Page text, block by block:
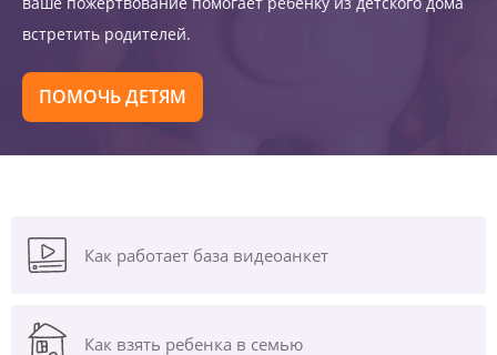
встретить родителей.
ПОМОЧЬ ДЕТЯМ
Как работает база видеоанкет
Как взять ребенка в семью